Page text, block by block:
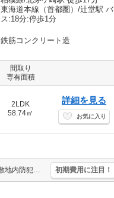
東海道本線（首都圏）/辻堂駅 バ
ス:18分:停歩1分
鉄筋コンクリート造
間取り
専有面積
2LDK
58.74㎡
詳細を見る
お気に入り
安心のオートロック。洗面化粧台付き。クローゼット付。バス・トイレ別。敷地内防犯カメラ設置。エレベーターあり。仲介手数料家賃の0.55ヵ月分。住環境、あなたの目でお確かめください。人気の湘南エリア。 初期費用に注目！